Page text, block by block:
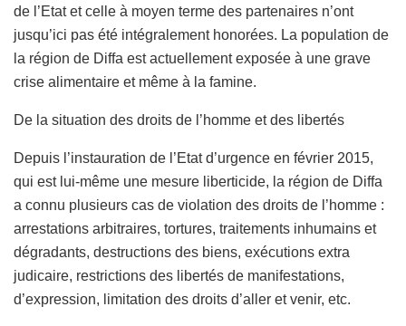
de l’Etat et celle à moyen terme des partenaires n’ont
jusqu’ici pas été intégralement honorées. La population de
la région de Diffa est actuellement exposée à une grave
crise alimentaire et même à la famine.
De la situation des droits de l’homme et des libertés
Depuis l’instauration de l’Etat d’urgence en février 2015,
qui est lui-même une mesure liberticide, la région de Diffa
a connu plusieurs cas de violation des droits de l’homme :
arrestations arbitraires, tortures, traitements inhumains et
dégradants, destructions des biens, exécutions extra
judicaire, restrictions des libertés de manifestations,
d’expression, limitation des droits d’aller et venir, etc.